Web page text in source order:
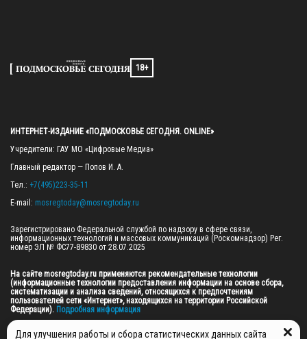
18+
ИНТЕРНЕТ-ИЗДАНИЕ «ПОДМОСКОВЬЕ СЕГОДНЯ. ONLINE»
Учредители: ГАУ МО «Цифровые Медиа»
Главный редактор — Попов И. А.
Тел.: +7(495)223-35-11
E-mail: mosregtoday@mosregtoday.ru
Зарегистрировано Федеральной службой по надзору в сфере связи,
информационных технологий и массовых коммуникаций (Роскомнадзор) Рег.
номер ЭЛ № ФС77-89830 от 28.07.2025
На сайте mosregtoday.ru применяются рекомендательные технологии
(информационные технологии предоставления информации на основе сбора,
систематизации и анализа сведений, относящихся к предпочтениям
пользователей сети «Интернет», находящихся на территории Российской
Федерации). Подробная информация
© 2026 ПРАВА НА ВСЕ МАТЕРИАЛЫ САЙТА ПРИНАДЛЕЖАТ ГАУ МО "ЦИФРОВЫЕ
МЕДИА" (ОГРН: 1255000059467).
Для улучшения работы и сбора статистических данных сайта